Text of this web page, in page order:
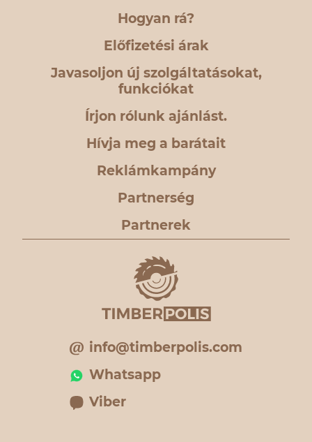
Hogyan rá?
Előfizetési árak
Javasoljon új szolgáltatásokat,
funkciókat
Írjon rólunk ajánlást.
Hívja meg a barátait
Reklámkampány
Partnerség
Partnerek
info@timberpolis.com
Whatsapp
Viber